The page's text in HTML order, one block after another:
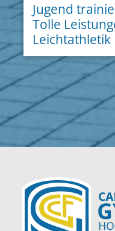
Jugend
Tolle
Leichtathletik